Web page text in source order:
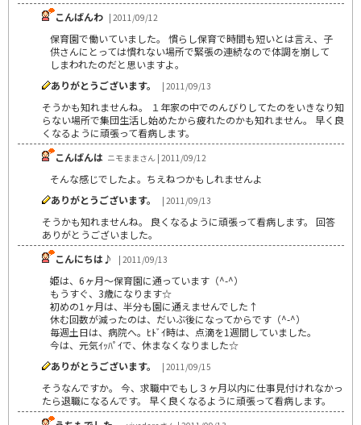
こんばんわ | 2011/09/12
保育園で働いていました。 慣らし保育で時間も短いとは言え、子
供さんにとっては慣れない場所で緊張の連続なので体調を崩して
しまわれたのだと思いますよ。
ありがとうございます。
| 2011/09/13
そうかも知れませんね。 １年家の中でのんびりしてたのをいきなり知
らない場所で集団生活し始めたから疲れたのかも知れません。 早く良
くなるように頑張って看病します。
こんばんは ニモままさん | 2011/09/12
そんな感じでしたよ。ちえねつかもしれませんよ
ありがとうございます。
| 2011/09/13
そうかも知れませんね。 良くなるように頑張って看病します。 回答
ありがとうございました。
こんにちは♪
| 2011/09/13
姫は、6ヶ月～保育園に通っています（^-^）
もうすぐ、3歳になります☆
初めの1ヶ月は、半分も園に通えませんでした↑
休む回数が減ったのは、だいぶ後になってからです（^-^）
毎週土日は、病院へ。ﾋﾄﾞｲ時は、点滴を1週間していました。
今は、元気ｲｯﾊﾟｲで、休まなくなりました☆
ありがとうございます。
| 2011/09/15
そうなんですか。 今、求職中でもし３ヶ月以内に仕事見付けれなかっ
たら退職になるんです。 早く良くなるように頑張って看病します。